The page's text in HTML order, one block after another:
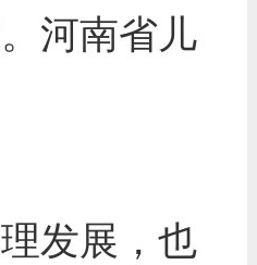
河南省儿
发展，也